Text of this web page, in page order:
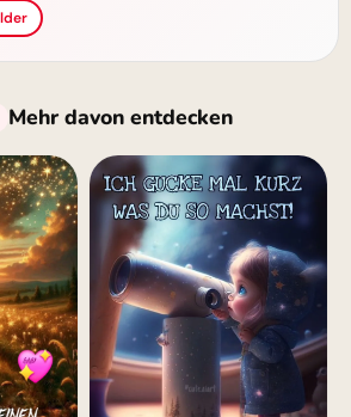
Mehr davon entdecken